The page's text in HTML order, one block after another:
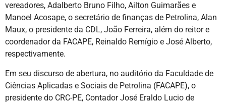
vereadores, Adalberto Bruno Filho, Ailton Guimarães e
Manoel Acosape, o secretário de finanças de Petrolina, Alan
Maux, o presidente da CDL, João Ferreira, além do reitor e
coordenador da FACAPE, Reinaldo Remígio e José Alberto,
respectivamente.
Em seu discurso de abertura, no auditório da Faculdade de
Ciências Aplicadas e Sociais de Petrolina (FACAPE), o
presidente do CRC-PE, Contador José Eraldo Lucio de